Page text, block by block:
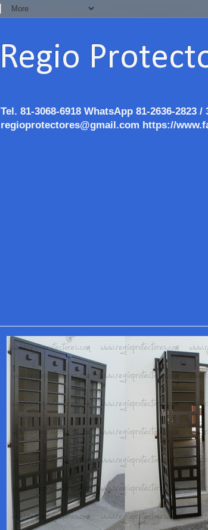
Regio
Tel. 81-3068-6918 WhatsApp 81-2636-
regioprotectores@gmail.com https://